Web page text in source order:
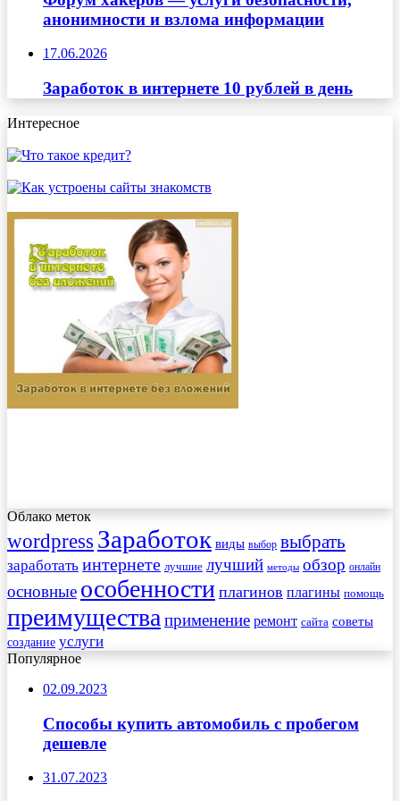
анонимности и взлома информации
17.06.2026
Заработок в интернете 10 рублей в день
Интересное
Облако меток
wordpress Заработок виды выбор выбрать
заработать интернете лучшие лучший методы обзор онлайн
основные особенности плагинов плагины помощь
преимущества применение ремонт сайта советы
создание услуги
Популярное
02.09.2023
Способы купить автомобиль с пробегом
дешевле
31.07.2023